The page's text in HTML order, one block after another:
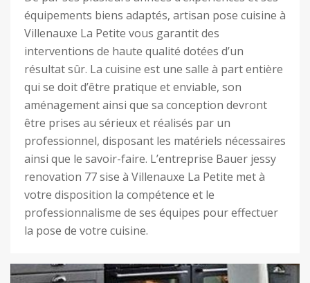
équipements biens adaptés, artisan pose cuisine à
Villenauxe La Petite vous garantit des
interventions de haute qualité dotées d’un
résultat sûr. La cuisine est une salle à part entière
qui se doit d’être pratique et enviable, son
aménagement ainsi que sa conception devront
être prises au sérieux et réalisés par un
professionnel, disposant les matériels nécessaires
ainsi que le savoir-faire. L’entreprise Bauer jessy
renovation 77 sise à Villenauxe La Petite met à
votre disposition la compétence et le
professionnalisme de ses équipes pour effectuer
la pose de votre cuisine.